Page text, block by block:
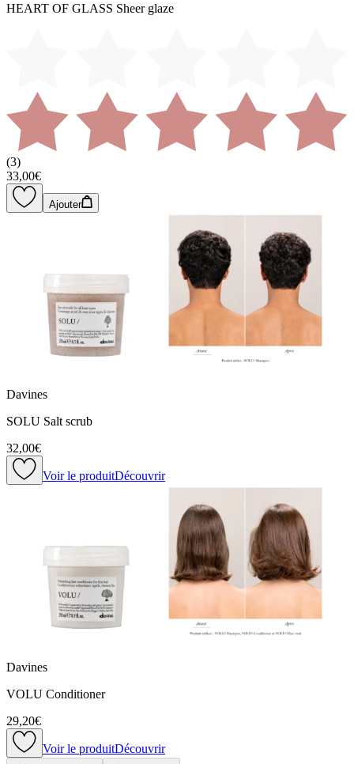
HEART OF GLASS Sheer glaze
(3)
33,00€
Ajouter
Davines
SOLU Salt scrub
32,00€
Voir le produitDécouvrir
Davines
VOLU Conditioner
29,20€
Voir le produitDécouvrir